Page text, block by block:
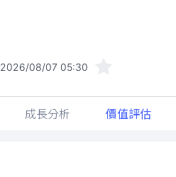
2026/08/07 05:30
成長分析 價值評估